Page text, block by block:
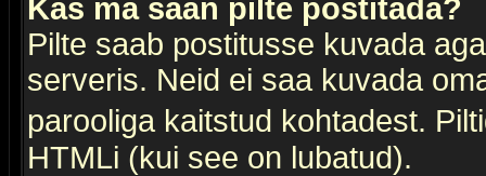
Kas ma saan pilte postitada?
Pilte saab postitusse kuvada
serveris. Neid ei saa kuvada
parooliga kaitstud kohtadest.
HTMLi (kui see on lubatud).